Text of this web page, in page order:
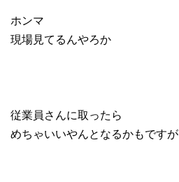
ホンマ
現場見てるんやろか
従業員さんに取ったら
めちゃいいやんとなるかもですが